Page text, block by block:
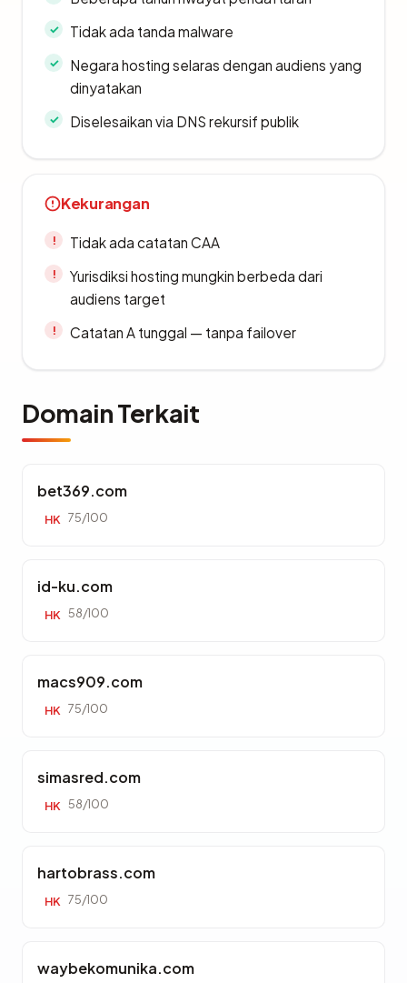
Tidak ada tanda malware
Negara hosting selaras dengan audiens yang
dinyatakan
Diselesaikan via DNS rekursif publik
Kekurangan
Tidak ada catatan CAA
Yurisdiksi hosting mungkin berbeda dari
audiens target
Catatan A tunggal — tanpa failover
Domain Terkait
bet369.com
HK 75/100
id-ku.com
HK 58/100
macs909.com
HK 75/100
simasred.com
HK 58/100
hartobrass.com
HK 75/100
waybekomunika.com